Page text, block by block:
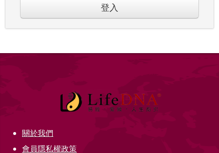
登入
關於我們
會員隱私權政策